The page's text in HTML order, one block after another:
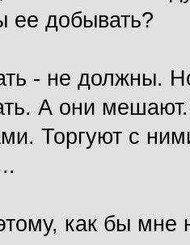
ее добывать?
- не должны.
А они
Торгуют с
как бы мне